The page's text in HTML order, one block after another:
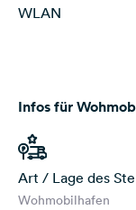
WLAN
Infos für
Art / Lage des
Wohmobilhafen